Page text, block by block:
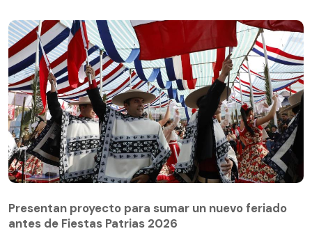
Presentan proyecto para sumar un nuevo feriado
antes de Fiestas Patrias 2026